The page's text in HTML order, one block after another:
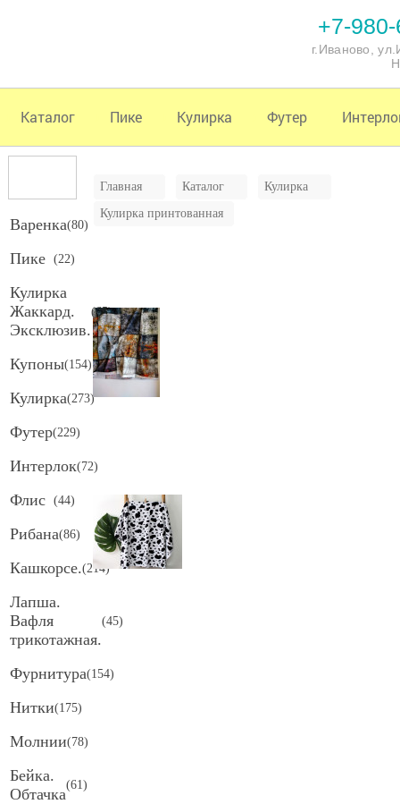
+7-
г.Иваново,
Каталог Пике Кулирка Футер
Варенка(80)
Пике (22)
Кулирка
Жаккард.
Эксклюзив.
(65)
Купоны(154)
Кулирка(273)
Футер(229)
Интерлок(72)
Флис (44)
Рибана(86)
Кашкорсе.(214)
Лапша.
Вафля
трикотажная.
(45)
Фурнитура(154)
Нитки(175)
Молнии(78)
Бейка.
Обтачка
(61)
Главная Каталог
Кулирка
Кулирка принтованная